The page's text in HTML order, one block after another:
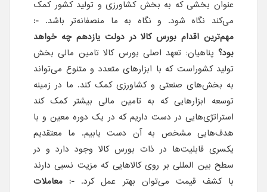
عنوان بخشی که به بخش کشاورزی و تولید کشور کمک
می‌کند نگاه شود. و نگاه به ما منصفانه‌تر باشد. -:
مهم‌ترین اقدام بورس کالا در دولت یازدهم چه خواهد
بود؟ پناهیان: تعهد اصلی بورس کالا تامین مالی بخش
تولید کشوراست که با ابزارهای متعدد و متنوع می‌تواند
به بخش‌های صنعتی و کشاورزی کمک کند. ما در زمینه
توسعه ابزارهایی که به تامین مالی بیشتر کمک کند
استراتژی‌هایی در دست داریم که در یک دوره معین و با
هدف‌هایی مشخص به آن دست یابیم. ما معتقدیم
یکسری قابلیت‌ها در ذات بورس کالا وجود دارد و در
سطح بین المللی بر روی کالاهایی که مزیت نسبی دارند
با کشف قیمت می‌توان بهتر عمل کرد. -: معاملات